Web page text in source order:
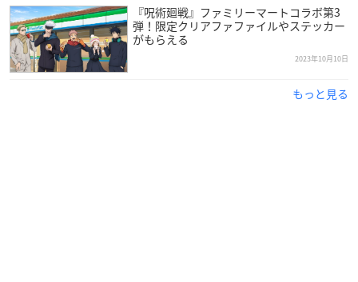
『呪術廻戦』ファミリーマートコラボ第3
弾！限定クリアファファイルやステッカー
がもらえる
2023年10月10日
もっと見る